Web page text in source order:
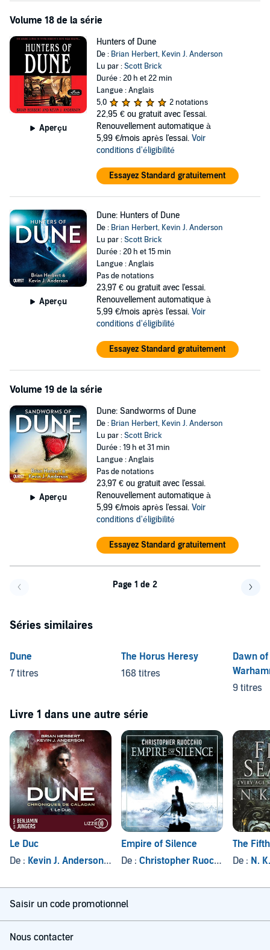
Volume 18 de la série
Aperçu
Hunters of Dune
De : Brian Herbert, Kevin J. Anderson
Lu par :Scott Brick
Durée : 20 h et 22 min
Langue : Anglais
5,0
2 notations
22,95 € ou gratuit avec l'essai.
Renouvellement automatique à
5,99 €/mois après l'essai. Voir
conditions d'éligibilité
Essayez Standard gratuitement
Aperçu
Dune: Hunters of Dune
De : Brian Herbert, Kevin J. Anderson
Lu par :Scott Brick
Durée : 20 h et 15 min
Langue : Anglais
Pas de notations
23,97 € ou gratuit avec l'essai.
Renouvellement automatique à
5,99 €/mois après l'essai. Voir
conditions d'éligibilité
Essayez Standard gratuitement
Volume 19 de la série
Aperçu
Dune: Sandworms of Dune
De : Brian Herbert, Kevin J. Anderson
Lu par :Scott Brick
Durée : 19 h et 31 min
Langue : Anglais
Pas de notations
23,97 € ou gratuit avec l'essai.
Renouvellement automatique à
5,99 €/mois après l'essai. Voir
conditions d'éligibilité
Essayez Standard gratuitement
Page 1 de 2
Séries similaires
Dune
7 titres
The Horus Heresy
168 titres
Dawn
9 titres
Livre 1 dans une autre série
Le Duc
De : Kevin J. Anderson, et autres
Empire of Silence
De : Christopher Ruocchio
The
De : N.
Saisir un code promotionnel
Nous contacter